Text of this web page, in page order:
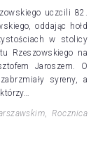
uczcili 82.
oddając hołd
w stolicy
Rzeszowskiego na
Jaroszem. O
syreny, a
,Rocznica